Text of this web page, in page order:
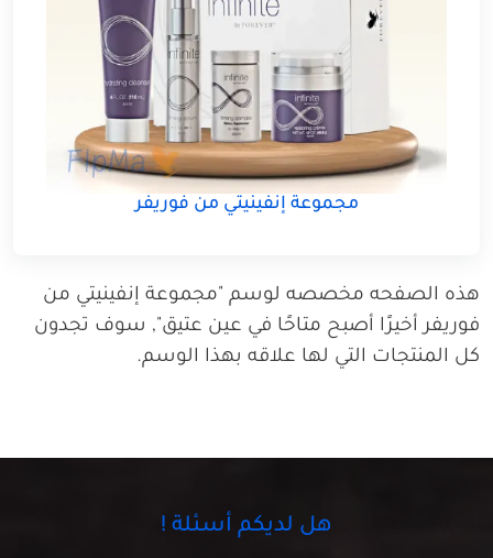
مجموعة إنفينيتي من فوريفر
هذه الصفحه مخصصه لوسم "مجموعة إنفينيتي من
فوريفر أخيرًا أصبح متاحًا في عين عتيق", سوف تجدون
كل المنتجات التي لها علاقه بهذا الوسم.
هل لديكم أسئلة !